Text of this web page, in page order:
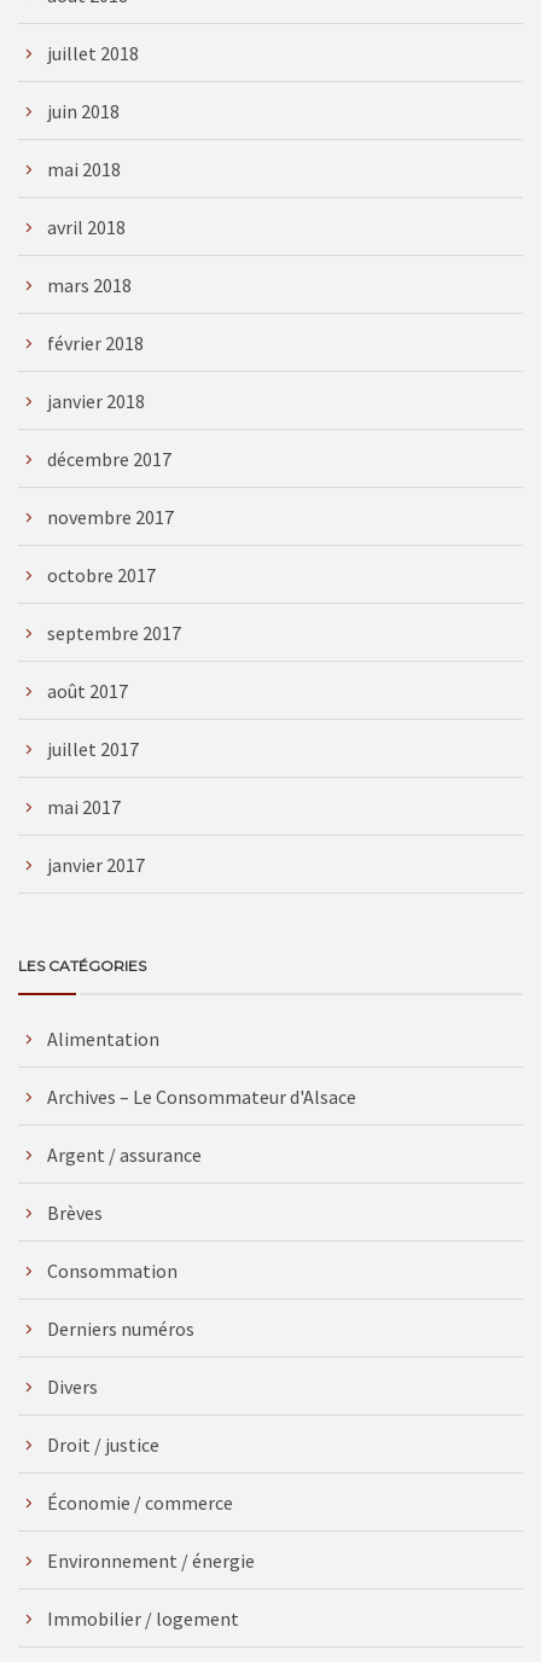
juillet 2018
juin 2018
mai 2018
avril 2018
mars 2018
février 2018
janvier 2018
décembre 2017
novembre 2017
octobre 2017
septembre 2017
août 2017
juillet 2017
mai 2017
janvier 2017
LES CATÉGORIES
Alimentation
Archives – Le Consommateur d'Alsace
Argent / assurance
Brèves
Consommation
Derniers numéros
Divers
Droit / justice
Économie / commerce
Environnement / énergie
Immobilier / logement